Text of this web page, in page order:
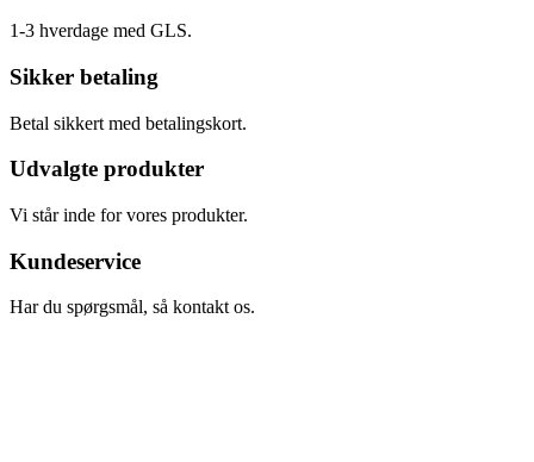
1-3 hverdage med GLS.
Sikker betaling
Betal sikkert med betalingskort.
Udvalgte produkter
Vi står inde for vores produkter.
Kundeservice
Har du spørgsmål, så kontakt os.